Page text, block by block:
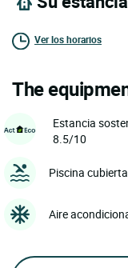
Ver los horarios
The
Estancia
8.5/10
Piscina cubierta
Aire